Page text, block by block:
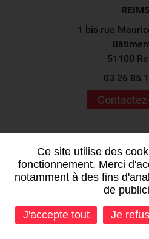
Ce site utilise des
fonctionnement. Merci
notamment à des fins
de
J'accepte tout Je
REIMS
1 bis rue
51100
03 26 85
réseaux
Mentions légales- Plan du